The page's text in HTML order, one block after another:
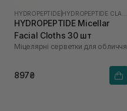
HYDROPEPTIDE
HYDROPEPTIDE Micellar
Facial Cloths 30 шт
Міцелярні серветки для обличчя
897₴